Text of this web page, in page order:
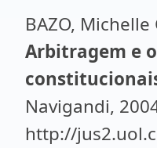
BAZO,
Arbitragem e
Navigandi,
http://